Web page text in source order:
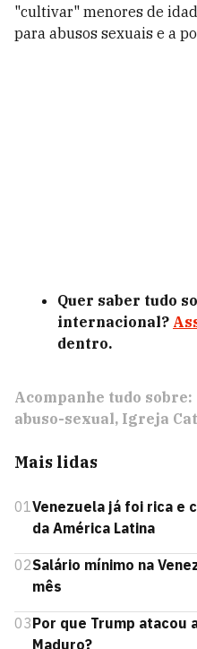
"cultivar" menores de
para abusos sexuais e a
Quer saber tudo
internacional?
dentro.
Acompanhe tudo sobre:
abuso-sexual Igreja
Mais lidas
01Venezuela já foi rica e
da América Latina
02Salário mínimo na
mês
03Por que Trump atacou
Maduro?